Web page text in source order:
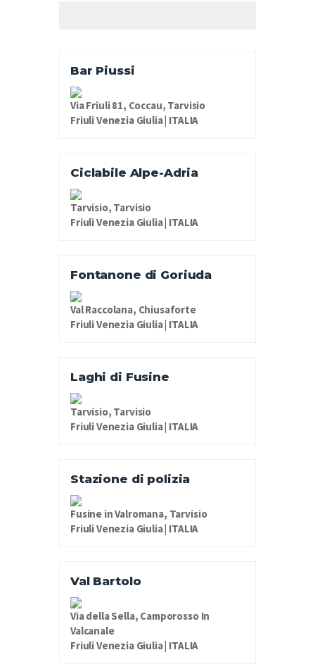
Bar Piussi
Via Friuli 81, Coccau, Tarvisio
Friuli Venezia Giulia | ITALIA
Ciclabile Alpe-Adria
Tarvisio, Tarvisio
Friuli Venezia Giulia | ITALIA
Fontanone di Goriuda
Val Raccolana, Chiusaforte
Friuli Venezia Giulia | ITALIA
Laghi di Fusine
Tarvisio, Tarvisio
Friuli Venezia Giulia | ITALIA
Stazione di polizia
Fusine in Valromana, Tarvisio
Friuli Venezia Giulia | ITALIA
Val Bartolo
Via della Sella, Camporosso In
Valcanale
Friuli Venezia Giulia | ITALIA